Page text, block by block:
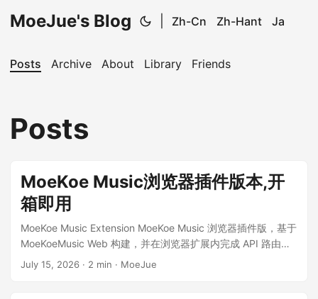
MoeJue's Blog Zh-Cn Zh-Hant Ja
Posts Archive About Library Friends
Posts
MoeKoe Music浏览器插件版本,开
箱即用
MoeKoe Music Extension MoeKoe Music 浏览器插件版，基于
MoeKoeMusic Web 构建，并在浏览器扩展内完成 API 路由兼
容。 🌎 GitHub仓库 特性 点击浏览器插件图标后打开独立窗口
July 15, 2026 · 2 min · MoeJue